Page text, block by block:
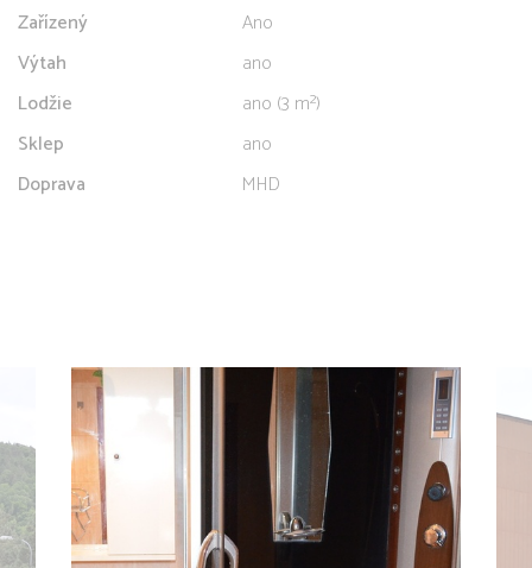
Zařízený
Ano
Výtah
ano
Lodžie
ano (3 m²)
Sklep
ano
Doprava
MHD